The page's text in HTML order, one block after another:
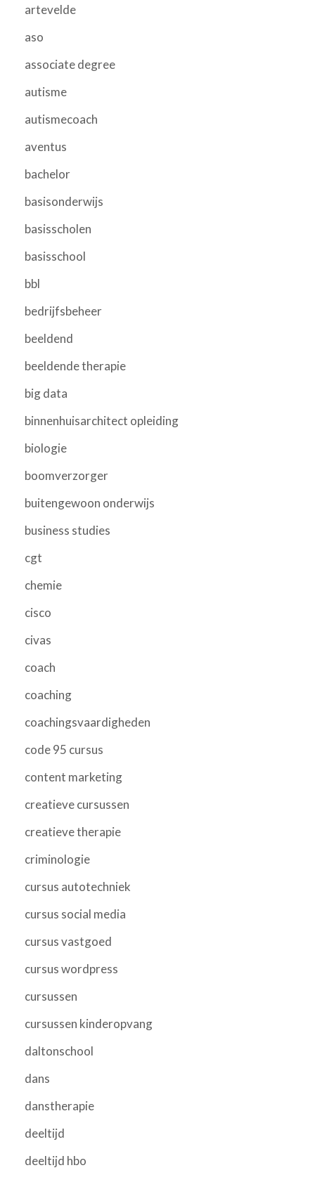
artevelde
aso
associate degree
autisme
autismecoach
aventus
bachelor
basisonderwijs
basisscholen
basisschool
bbl
bedrijfsbeheer
beeldend
beeldende therapie
big data
binnenhuisarchitect opleiding
biologie
boomverzorger
buitengewoon onderwijs
business studies
cgt
chemie
cisco
civas
coach
coaching
coachingsvaardigheden
code 95 cursus
content marketing
creatieve cursussen
creatieve therapie
criminologie
cursus autotechniek
cursus social media
cursus vastgoed
cursus wordpress
cursussen
cursussen kinderopvang
daltonschool
dans
danstherapie
deeltijd
deeltijd hbo